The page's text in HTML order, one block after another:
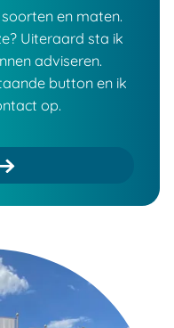
en maten.
Uiteraard sta ik
adviseren.
button en ik
op.